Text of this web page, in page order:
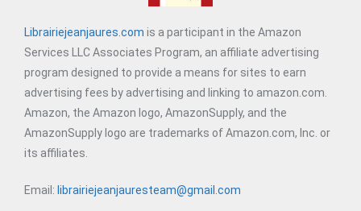
Librairiejeanjaures.com is a participant in the Amazon
Services LLC Associates Program, an affiliate advertising
program designed to provide a means for sites to earn
advertising fees by advertising and linking to amazon.com.
Amazon, the Amazon logo, AmazonSupply, and the
AmazonSupply logo are trademarks of Amazon.com, Inc. or
its affiliates.
Email: librairiejeanjauresteam@gmail.com